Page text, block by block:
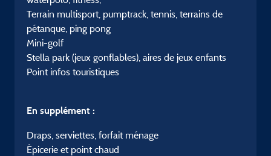
Terrain multisport, pumptrack, tennis, terrains de
pétanque, ping pong
Mini-golf
Stella park (jeux gonflables), aires de jeux enfants
Point infos touristiques
En supplément :
Draps, serviettes, forfait ménage
Épicerie et point chaud